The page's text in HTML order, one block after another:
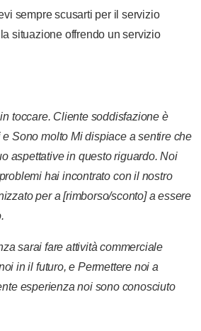
sempre scusarti per il servizio
situazione offrendo un servizio
in toccare. Cliente soddisfazione è
e Sono molto Mi dispiace a sentire che
aspettative in questo riguardo. Noi
problemi hai incontrato con il nostro
per a [rimborso/sconto] a essere
sarai fare attività commerciale
in il futuro, e Permettere noi a
esperienza noi sono conosciuto